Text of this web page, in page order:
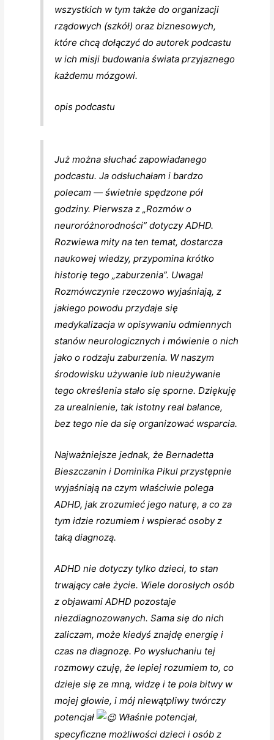
wszystkich w tym także do organizacji
rządowych (szkół) oraz biznesowych,
które chcą dołączyć do autorek podcastu
w ich misji budowania świata przyjaznego
każdemu mózgowi.
opis podcastu
Już można słuchać zapowiadanego
podcastu. Ja odsłuchałam i bardzo
polecam — świetnie spędzone pół
godziny. Pierwsza z „Rozmów o
neuroróżnorodności” dotyczy ADHD.
Rozwiewa mity na ten temat, dostarcza
naukowej wiedzy, przypomina krótko
historię tego „zaburzenia”. Uwaga!
Rozmówczynie rzeczowo wyjaśniają, z
jakiego powodu przydaje się
medykalizacja w opisywaniu odmiennych
stanów neurologicznych i mówienie o nich
jako o rodzaju zaburzenia. W naszym
środowisku używanie lubnieużywanie
tego określenia stało się sporne. Dziękuję
za urealnienie, tak istotny real balance,
bez tego nie da się organizować wsparcia.
Najważniejsze jednak, że Bernadetta
Bieszczanin i Dominika Pikul przystępnie
wyjaśniają na czym właściwie polega
ADHD, jak zrozumieć jego naturę, a co za
tym idzie rozumiem i wspierać osoby z
taką diagnozą.
ADHD nie dotyczy tylko dzieci, to stan
trwający całe życie. Wiele dorosłych osób
z objawami ADHD pozostaje
niezdiagnozowanych. Sama się do nich
zaliczam, może kiedyś znajdę energię i
czas na diagnozę. Po wysłuchaniu tej
rozmowy czuję, że lepiej rozumiem to, co
dzieje się ze mną, widzę i te pola bitwy w
mojej głowie, i mój niewątpliwy twórczy
potencjał
Właśnie potencjał,
specyficzne możliwości dzieci i osób z